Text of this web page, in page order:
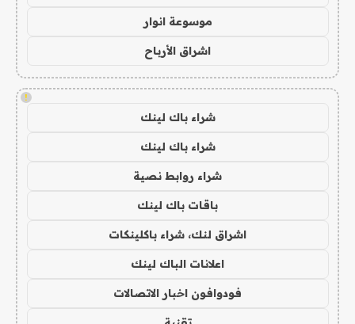
موسوعة انوار
اشراق الأرباح
!
شراء باك لينك
شراء باك لينك
شراء روابط نصية
باقات باك لينك
اشراق لنك، شراء باكلينكات
اعلانات الباك لينك
فودوافون اخبار الاتصالات